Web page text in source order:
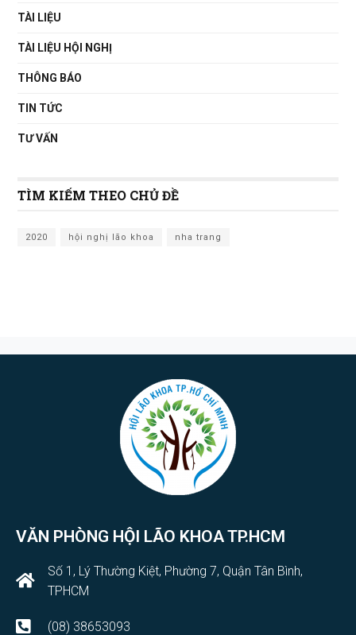
TÀI LIỆU
TÀI LIỆU HỘI NGHỊ
THÔNG BÁO
TIN TỨC
TƯ VẤN
TÌM KIẾM THEO CHỦ ĐỀ
2020 hội nghị lão khoa nha trang
VĂN PHÒNG HỘI LÃO KHOA TP.HCM
Số 1, Lý Thường Kiệt, Phường 7, Quận Tân Bình,
TPHCM
(08) 38653093